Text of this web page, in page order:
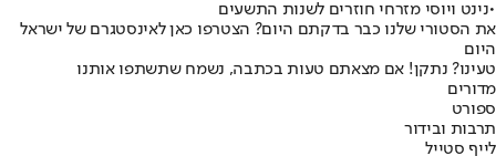
•נינט ויוסי מזרחי חוזרים לשנות התשעים
את הסטורי שלנו כבר בדקתם היום? הצטרפו כאן לאינסטגרם של ישראל
היום
טעינו? נתקן! אם מצאתם טעות בכתבה, נשמח שתשתפו אותנו
מדורים
ספורט
תרבות ובידור
לייף סטייל